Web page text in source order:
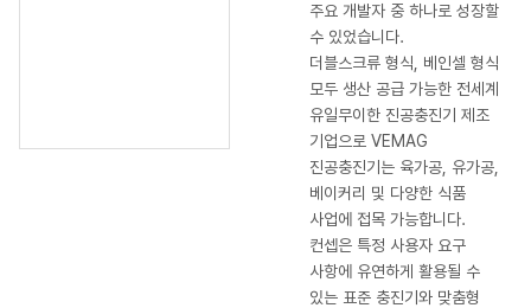
주요 개발자 중 하나로 성장할
수 있었습니다.
더블스크류 형식, 베인셀 형식
모두 생산 공급 가능한 전세계
유일무이한 진공충진기 제조
기업으로 VEMAG
진공충진기는 육가공, 유가공,
베이커리 및 다양한 식품
사업에 접목 가능합니다.
컨셉은 특정 사용자 요구
사항에 유연하게 활용될 수
있는 표준 충진기와 맞춤형